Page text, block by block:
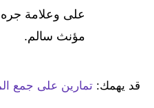
على وعلامة
مؤنث سالم.
قد يهمك: تمارين على جمع